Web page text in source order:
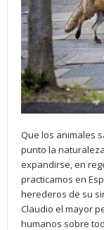
Que los animales
punto la
expandirse, en
practicamos en
herederos de su
Claudio el mayor
humanos sobre